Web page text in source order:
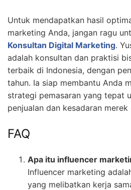
Untuk mendapatkan hasil
marketing Anda, jangan ragu
Konsultan Digital Marketing.
adalah konsultan dan praktisi
terbaik di Indonesia, dengan
tahun. Ia siap membantu Anda
strategi pemasaran yang tepat
penjualan dan kesadaran
FAQ
Apa itu influencer
Influencer marketing
yang melibatkan kerja